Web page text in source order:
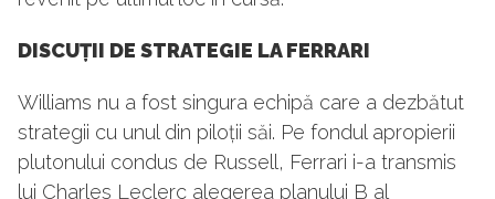
DISCUȚII DE STRATEGIE LA FERRARI
Williams nu a fost singura echipă care a dezbătut
strategii cu unul din piloții săi. Pe fondul apropierii
plutonului condus de Russell, Ferrari i-a transmis
lui Charles Leclerc alegerea planului B al